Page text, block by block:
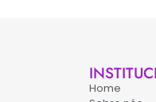
Home